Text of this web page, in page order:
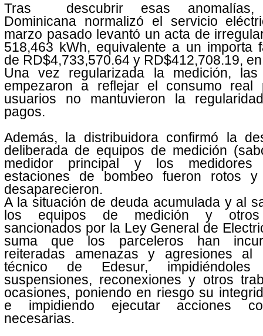
Tras descubrir esas anomalías,
Dominicana normalizó el servicio
marzo pasado levantó un acta de
518,463 kWh, equivalente a un importa
de RD$4,733,570.64 y RD$412,708.19,
Una vez regularizada la medición, las
empezaron a reflejar el consumo real
usuarios no mantuvieron la
pagos.
Además, la distribuidora confirmó la
deliberada de equipos de medición
medidor principal y los
estaciones de bombeo fueron rotos y
desaparecieron.
A la situación de deuda acumulada y al
los equipos de medición y otros
sancionados por la Ley General de
suma que los parceleros han
reiteradas amenazas y agresiones al
técnico de Edesur, impidiéndoles
suspensiones, reconexiones y otros
ocasiones, poniendo en riesgo su
e impidiendo ejecutar acciones
necesarias.